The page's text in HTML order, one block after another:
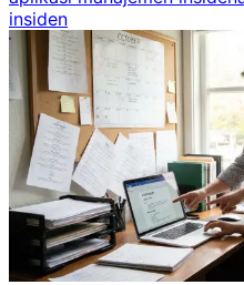
insiden